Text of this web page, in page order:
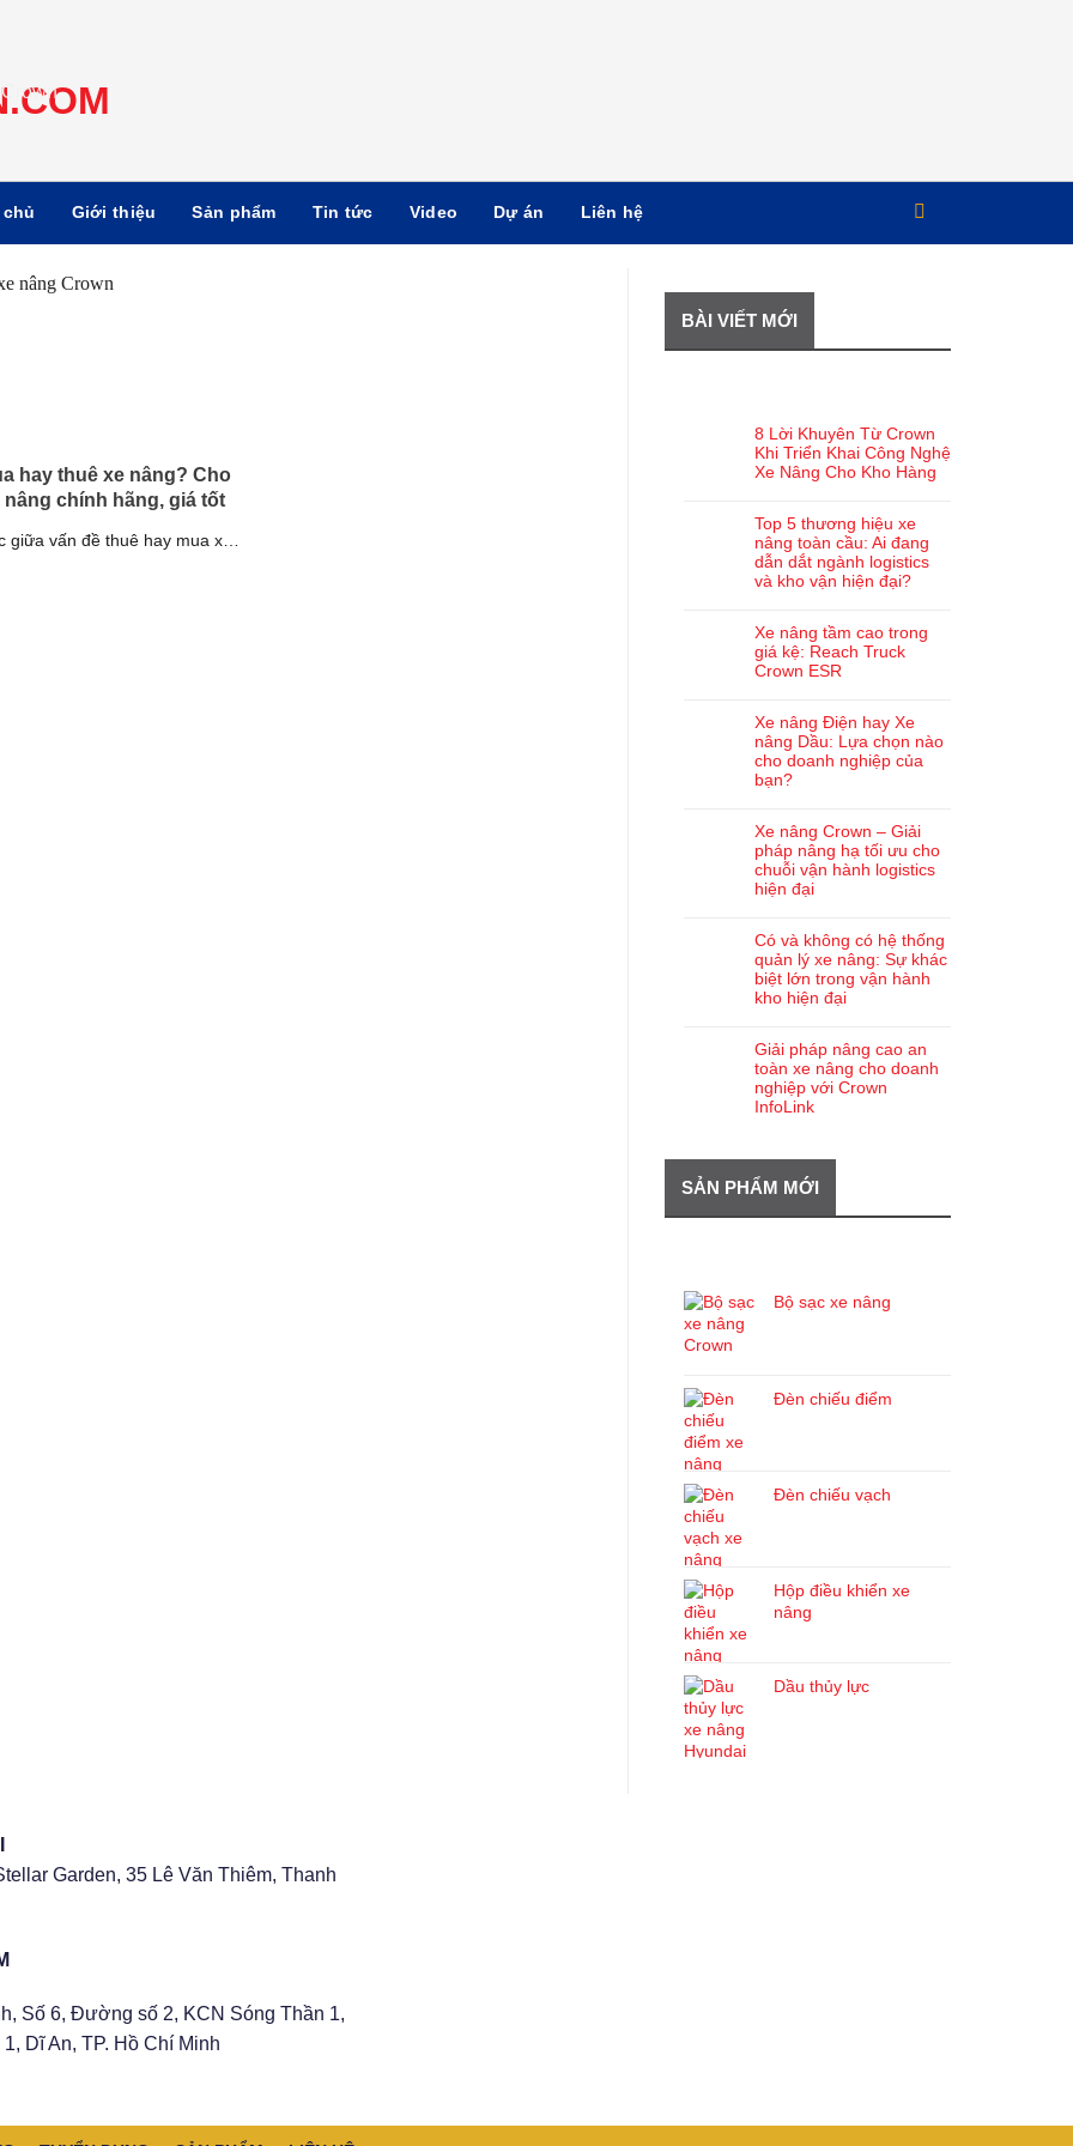
chủ Giới thiệu Sản phẩm Tin tức Video Dự án Liên hệ
hay thuê xe nâng? Cho
nâng chính hãng, giá tốt
giữa vấn đề thuê hay mua xe
BÀI VIẾT MỚI
8 Lời Khuyên Từ Crown
Khi Triển Khai Công Nghệ
Xe Nâng Cho Kho Hàng
Top 5 thương hiệu xe
nâng toàn cầu: Ai đang
dẫn dắt ngành logistics
và kho vận hiện đại?
Xe nâng tầm cao trong
giá kệ: Reach Truck
Crown ESR
Xe nâng Điện hay Xe
nâng Dầu: Lựa chọn nào
cho doanh nghiệp của
bạn?
Xe nâng Crown – Giải
pháp nâng hạ tối ưu cho
chuỗi vận hành logistics
hiện đại
Có và không có hệ thống
quản lý xe nâng: Sự khác
biệt lớn trong vận hành
kho hiện đại
Giải pháp nâng cao an
toàn xe nâng cho doanh
nghiệp với Crown
InfoLink
SẢN PHẨM MỚI
Bộ sạc xe nâng
Đèn chiếu điểm
Đèn chiếu vạch
Hộp điều khiển xe
nâng
Dầu thủy lực
Garden, 35 Lê Văn Thiêm, Thanh
Số 6, Đường số 2, KCN Sóng Thần 1,
Dĩ An, TP. Hồ Chí Minh